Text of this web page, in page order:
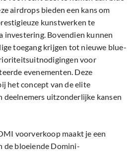
airdrops bieden een kans om
kunstwerken te
investering. Bovendien kunnen
toegang krijgen tot nieuwe blue-
voor
evenementen. Deze
het concept van de elite
deelnemers uitzonderlijke kansen
voorverkoop maakt je een
de bloeiende Domini-